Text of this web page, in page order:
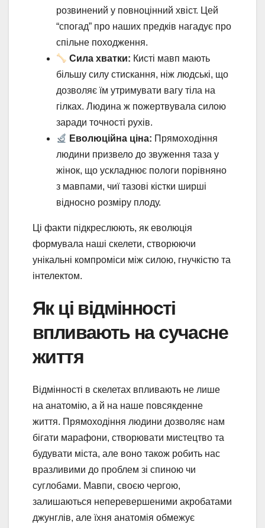
розвинений у повноцінний хвіст. Цей
“спогад” про наших предків нагадує про
спільне походження.
Сила хватки: Кисті мавп мають
більшу силу стискання, ніж людські, що
дозволяє їм утримувати вагу тіла на
гілках. Людина ж пожертвувала силою
заради точності рухів.
Еволюційна ціна: Прямоходіння
людини призвело до звуження таза у
жінок, що ускладнює пологи порівняно
з мавпами, чиї тазові кістки ширші
відносно розміру плоду.
Ці факти підкреслюють, як еволюція
формувала наші скелети, створюючи
унікальні компроміси між силою, гнучкістю та
інтелектом.
Як ці відмінності
впливають на сучасне
життя
Відмінності в скелетах впливають не лише
на анатомію, а й на наше повсякденне
життя. Прямоходіння людини дозволяє нам
бігати марафони, створювати мистецтво та
будувати міста, але воно також робить нас
вразливими до проблем зі спиною чи
суглобами. Мавпи, своєю чергою,
залишаються неперевершеними акробатами
джунглів, але їхня анатомія обмежує